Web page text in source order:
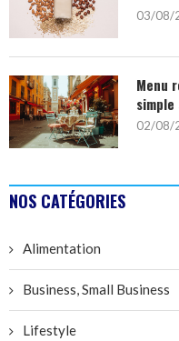
03/08/
Menu
02/08/
NOS CATÉGORIES
Alimentation
Business, Small Business
Lifestyle